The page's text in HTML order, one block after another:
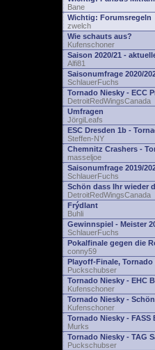
Bane
Wichtig: Forumsregeln
zwelch
Wie schauts aus?
Kufenschoner
Saison 2020/21 -
Alfi81
Saisonumfrage 2020/
SchlauerFuchs
Tornado Niesky - ECC
DetroitRedWingsCanada
Umfragen
JörgiLeafs
ESC Dresden 1b -
Steffen-NY
Chemnitz Crashers -
masseljoe
Saisonumfrage 2019/
SchlauerFuchs
Schön dass Ihr wieder
DetroitRedWingsCanada
Frýdlant
Buhli
Gewinnspiel - Meister
SchlauerFuchs
Pokalfinale gegen die
conny59
Playoff-Finale,
Puckschubser
Tornado Niesky - EHC
Kufenschoner
Tornado Niesky -
Kufenschoner
Tornado Niesky - FASS
Murks
Tornado Niesky - TAG
Puckschubser